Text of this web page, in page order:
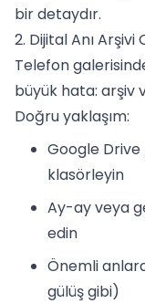
bir detaydır.
2. Dijital Anı Arşivi
Telefon
büyük hata: arşiv
Doğru yaklaşım:
Google
klasörleyin
Ay-ay veya
edin
Önemli
gülüş gibi)